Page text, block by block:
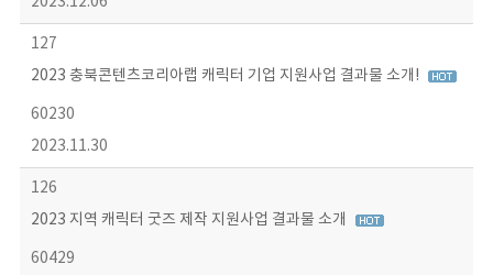
127
2023 충북콘텐츠코리아랩 캐릭터 기업 지원사업 결과물 소개!
60230
2023.11.30
126
2023 지역 캐릭터 굿즈 제작 지원사업 결과물 소개
60429